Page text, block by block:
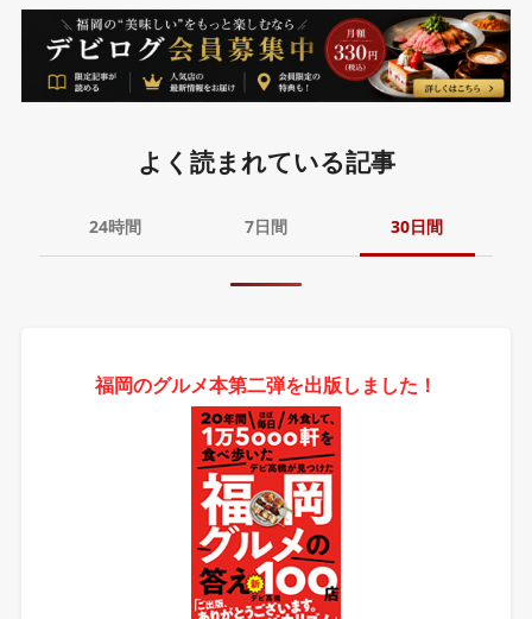
よく読まれている記事
24時間 7日間 30日間
福岡のグルメ本第二弾を出版しました！